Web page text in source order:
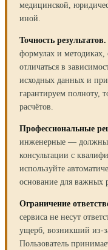
медицинской,
иной.
Точность результатов.
формулах и методиках,
отличаться в
исходных данных и
гарантируем полноту,
расчётов.
Профессиональные
инженерные — должны
консультации с
используйте
основание для важных
Ограничение
сервиса не несут
ущерб, возникший из-
Пользователь